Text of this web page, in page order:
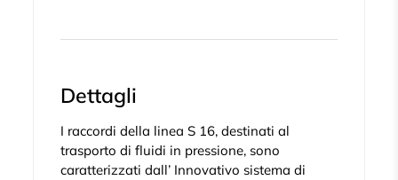
Dettagli
I raccordi della linea S 16, destinati al
trasporto di fluidi in pressione, sono
caratterizzati dall’ Innovativo sistema di